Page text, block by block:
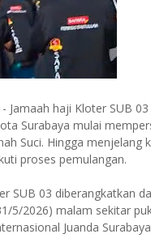
Jamaah haji Kloter SUB
Surabaya mulai
Suci. Hingga
proses pemulangan.
SUB 03 diberangkatkan
5/2026) malam sekitar
Juanda